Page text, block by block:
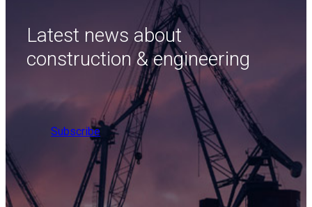
Latest news about
construction & engineering
Subscribe